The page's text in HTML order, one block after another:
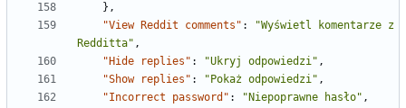
} ,
"View Reddit comments" :
"Wyświetl komentarze z
Redditta" ,
"Hide replies" : "Ukryj odpowiedzi" ,
"Show replies" : "Pokaż odpowiedzi" ,
"Incorrect password" : "Niepoprawne hasło" ,